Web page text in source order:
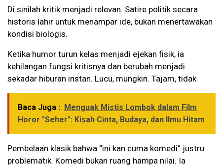
Di sinilah kritik menjadi relevan. Satire politik secara
historis lahir untuk menampar ide, bukan menertawakan
kondisi biologis.
Ketika humor turun kelas menjadi ejekan fisik, ia
kehilangan fungsi kritisnya dan berubah menjadi
sekadar hiburan instan. Lucu, mungkin. Tajam, tidak.
Baca Juga : Menguak Mistis Lombok dalam Film
Horor "Seher": Kisah Cinta, Budaya, dan Ilmu Hitam
Pembelaan klasik bahwa “ini kan cuma komedi” justru
problematik. Komedi bukan ruang hampa nilai. Ia